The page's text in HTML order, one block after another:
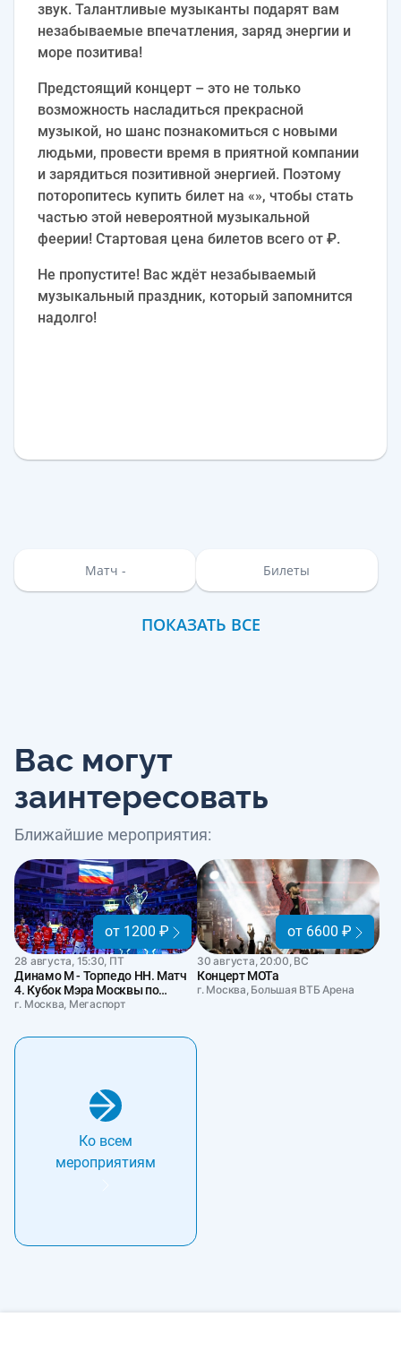
звук. Талантливые музыканты подарят вам
незабываемые впечатления, заряд энергии и
море позитива!
Предстоящий концерт – это не только
возможность насладиться прекрасной
музыкой, но шанс познакомиться с новыми
людьми, провести время в приятной компании
и зарядиться позитивной энергией. Поэтому
поторопитесь купить билет на «», чтобы стать
частью этой невероятной музыкальной
феерии! Стартовая цена билетов всего от ₽.
Не пропустите! Вас ждёт незабываемый
музыкальный праздник, который запомнится
надолго!
Матч - Билеты
ПОКАЗАТЬ ВСЕ
Вас могут
заинтересовать
Ближайшие мероприятия:
от 1200 ₽
28 августа, 15:30, ПТ
Динамо М - Торпедо НН. Матч
4. Кубок Мэра Москвы по
хоккею
г. Москва, Мегаспорт
от 6600 ₽
30 августа, 20:00, ВС
Концерт МОТа
г. Москва, Большая ВТБ Арена
Ко всем
мероприятиям